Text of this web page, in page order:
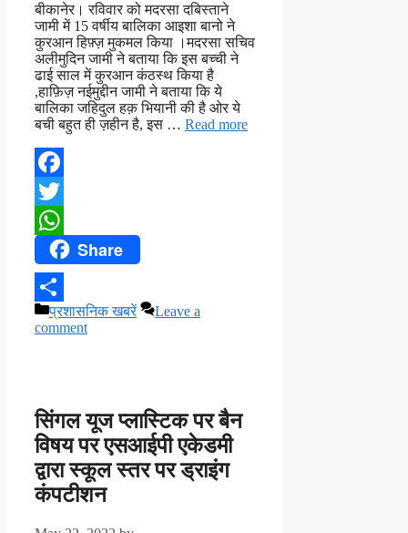
बीकानेर। रविवार को मदरसा दबिस्ताने
जामी में 15 वर्षीय बालिका आइशा बानो ने
कुरआन हिफ़्ज़ मुकमल किया ।मदरसा सचिव
अलीमुदिन जामी ने बताया कि इस बच्ची ने
ढाई साल में कुरआन कंठस्थ किया है
,हाफ़िज़ नईमुद्दीन जामी ने बताया कि ये
बालिका जहिदुल हक़ भियानी की है ओर ये
बची बहुत ही ज़हीन है, इस … Read more
Facebook
Twitter
WhatsAppShare
Share
Categories
प्रशासनिक खबरें
Leave a
comment
सिंगल यूज प्लास्टिक पर बैन
विषय पर एसआईपी एकेडमी
द्वारा स्कूल स्तर पर ड्राइंग
कंपटीशन